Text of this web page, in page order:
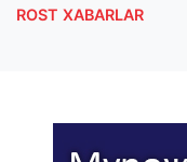
ROST XABARLAR